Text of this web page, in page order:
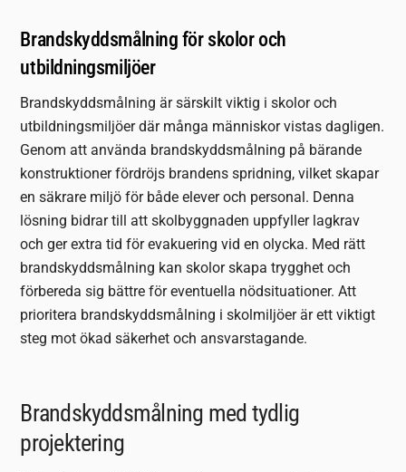
Brandskyddsmålning för skolor och
utbildningsmiljöer
Brandskyddsmålning är särskilt viktig i skolor och
utbildningsmiljöer där många människor vistas dagligen.
Genom att använda brandskyddsmålning på bärande
konstruktioner fördröjs brandens spridning, vilket skapar
en säkrare miljö för både elever och personal. Denna
lösning bidrar till att skolbyggnaden uppfyller lagkrav
och ger extra tid för evakuering vid en olycka. Med rätt
brandskyddsmålning kan skolor skapa trygghet och
förbereda sig bättre för eventuella nödsituationer. Att
prioritera brandskyddsmålning i skolmiljöer är ett viktigt
steg mot ökad säkerhet och ansvarstagande.
Brandskyddsmålning med tydlig
projektering